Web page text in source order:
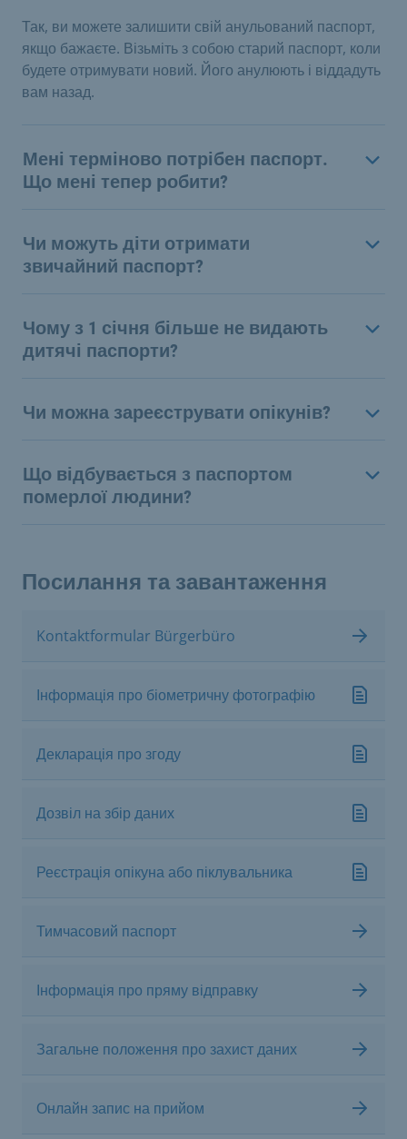
Так, ви можете залишити свій анульований паспорт,
якщо бажаєте. Візьміть з собою старий паспорт, коли
будете отримувати новий. Його анулюють і віддадуть
вам назад.
Мені терміново потрібен паспорт.
Що мені тепер робити?
Чи можуть діти отримати
звичайний паспорт?
Чому з 1 січня більше не видають
дитячі паспорти?
Чи можна зареєструвати опікунів?
Що відбувається з паспортом
померлої людини?
Посилання та завантаження
Kontaktformular Bürgerbüro
Інформація про біометричну фотографію
Декларація про згоду
Дозвіл на збір даних
Реєстрація опікуна або піклувальника
Тимчасовий паспорт
Інформація про пряму відправку
Загальне положення про захист даних
Онлайн запис на прийом